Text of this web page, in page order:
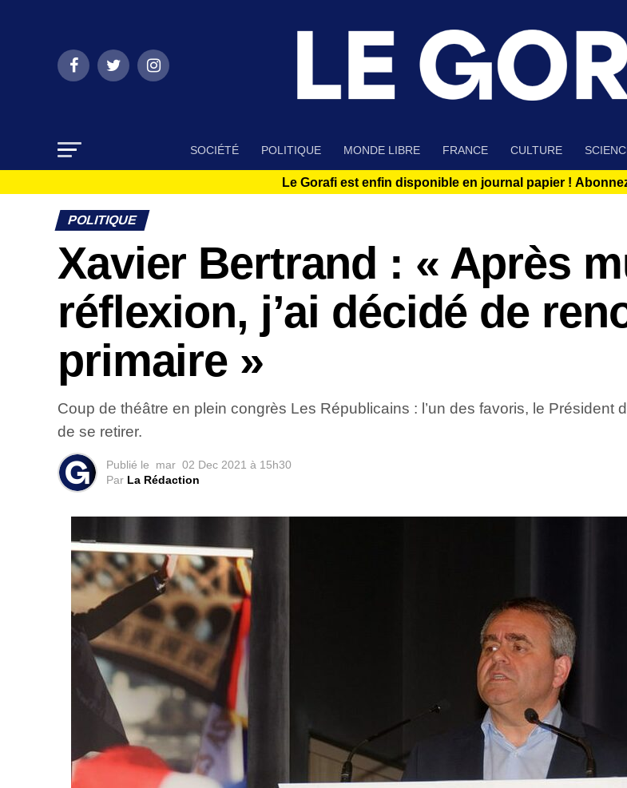
SOCIÉTÉ POLITIQUE MONDE LIBRE FRANCE CULTURE
Le Gorafi est enfin disponible en journal papier !
POLITIQUE
Xavier Bertrand : « Après
réflexion, j’ai décidé de
primaire »
Coup de théâtre en plein congrès Les Républicains : l’un des favoris, le
de se retirer.
Publié le mar 02 Dec 2021 à 15h30
Par La Rédaction